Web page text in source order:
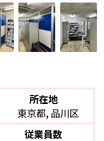
所在地
東京都, 品川区
従業員数